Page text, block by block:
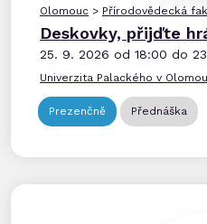
Olomouc > Přírodovědecká
Deskovky, přijďte
25. 9. 2026 od 18:00 do
Univerzita Palackého v
Prezenčně Přednáška